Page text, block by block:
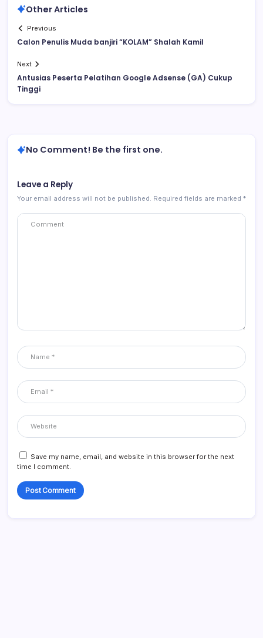
Other Articles
Previous
Calon Penulis Muda banjiri “KOLAM” Shalah Kamil
Next
Antusias Peserta Pelatihan Google Adsense (GA) Cukup
Tinggi
No Comment! Be the first one.
Leave a Reply
Your email address will not be published. Required fields are marked *
Save my name, email, and website in this browser for the next
time I comment.